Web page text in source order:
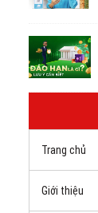
Trang chủ
Giới thiệu